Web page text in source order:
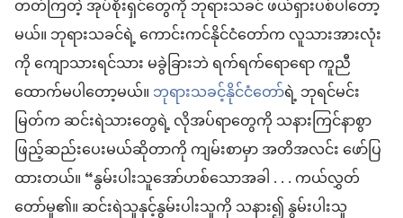
တတ်ကြတဲ့ အုပ်စိုးရှင်တွေကို ဘုရားသခင် ဖယ်ရှားပစ်ပါတော့
မယ်။ ဘုရားသခင်ရဲ့ ကောင်းကင်နိုင်ငံတော်က လူသားအားလုံး
ကို ကျောသားရင်သား မခွဲခြားဘဲ ရက်ရက်ရောရော ကူညီ
ထောက်မပါတော့မယ်။ဘုရားသခင့်နိုင်ငံတော်ရဲ့ ဘုရင်မင်း
မြတ်က ဆင်းရဲသားတွေရဲ့ လိုအပ်ရာတွေကို သနားကြင်နာစွာ
ဖြည့်ဆည်းပေးမယ်ဆိုတာကို ကျမ်းစာမှာ အတိအလင်း ဖော်ပြ
ထားတယ်။ “နွမ်းပါးသူအော်ဟစ်သောအခါ . . . ကယ်လွှတ်
တော်မူ၏။ ဆင်းရဲသူနှင့်နွမ်းပါးသူကို သနား၍ နွမ်းပါးသူ